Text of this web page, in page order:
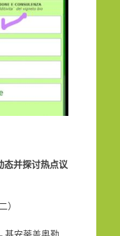
态并探讨热点议